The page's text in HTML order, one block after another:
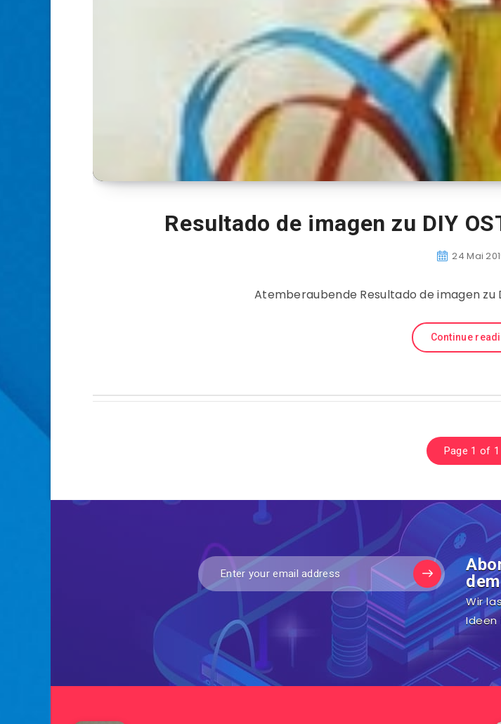
Resultado de imagen zu DIY
24 Mai
Atemberaubende Resultado de imagen zu
Continue
Page 1 of 1
Wir
Ideen